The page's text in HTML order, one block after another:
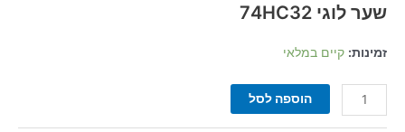
שער לוגי 74HC32
זמינות: קיים במלאי
הוספה לסל